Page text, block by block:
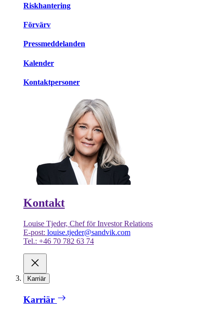
Riskhantering
Förvärv
Pressmeddelanden
Kalender
Kontaktpersoner
Kontakt
Louise Tjeder, Chef för Investor Relations
E-post: louise.tjeder@sandvik.com
Tel.: +46 70 782 63 74
Karriär
Karriär